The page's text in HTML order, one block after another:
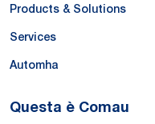
Products & Solutions
Services
Automha
Questa è Comau